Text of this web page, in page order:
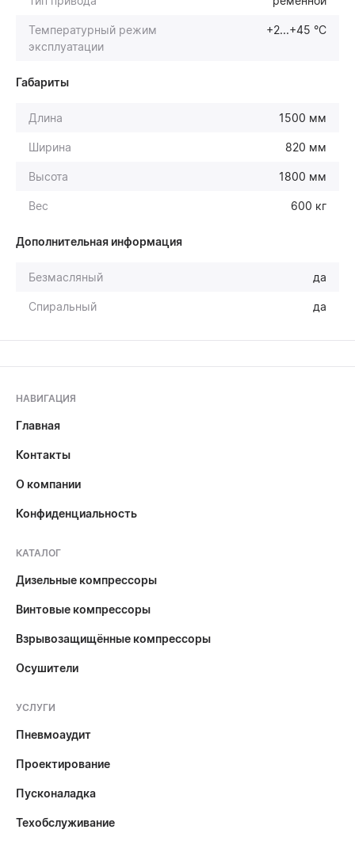
Температурный режим
эксплуатации
+2...+45 °С
Габариты
Длина 1500 мм
Ширина 820 мм
Высота 1800 мм
Вес 600 кг
Дополнительная информация
Безмасляный да
Спиральный да
НАВИГАЦИЯ
Главная
Контакты
О компании
Конфиденциальность
КАТАЛОГ
Дизельные компрессоры
Винтовые компрессоры
Взрывозащищённые компрессоры
Осушители
УСЛУГИ
Пневмоаудит
Проектирование
Пусконаладка
Техобслуживание